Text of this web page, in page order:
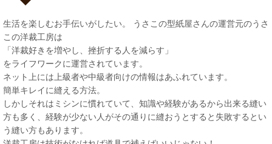
生活を楽しむお手伝いがしたい。 うさこの型紙屋さんの運営元のうさ
この洋裁工房は
「洋裁好きを増やし、挫折する人を減らす」
をライフワークに運営されています。
ネット上には上級者や中級者向けの情報はあふれています。
簡単キレイに縫える方法。
しかしそれはミシンに慣れていて、知識や経験があるから出来る縫い
方も多く、経験が少ない人がその通りに縫おうとすると失敗するとい
う縫い方もあります。